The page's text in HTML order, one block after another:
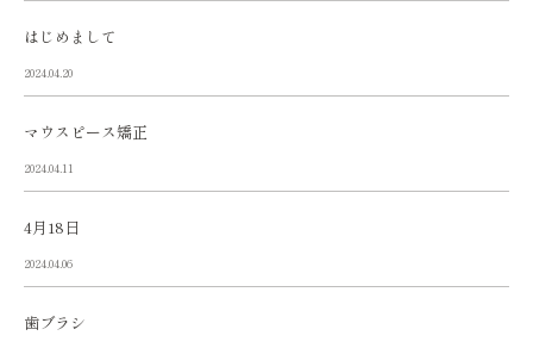
はじめまして
2024.04.20
マウスピース矯正
2024.04.11
4月18日
2024.04.06
歯ブラシ